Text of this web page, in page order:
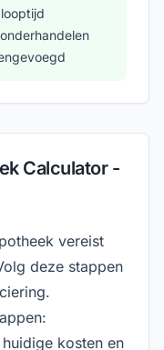
Calculator -
vereist
deze stappen
huidige kosten en